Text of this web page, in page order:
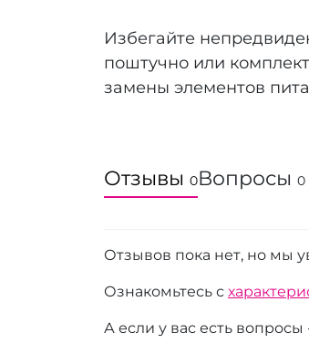
Избегайте
поштучно или
замены элементов
Отзывы 0Вопросы 0
Отзывов пока нет, но мы
Ознакомьтесь с
А если у вас есть